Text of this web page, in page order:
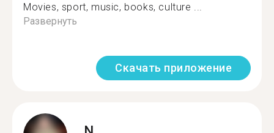
Movies, sport, music, books, culture ...
Развернуть
Скачать приложение